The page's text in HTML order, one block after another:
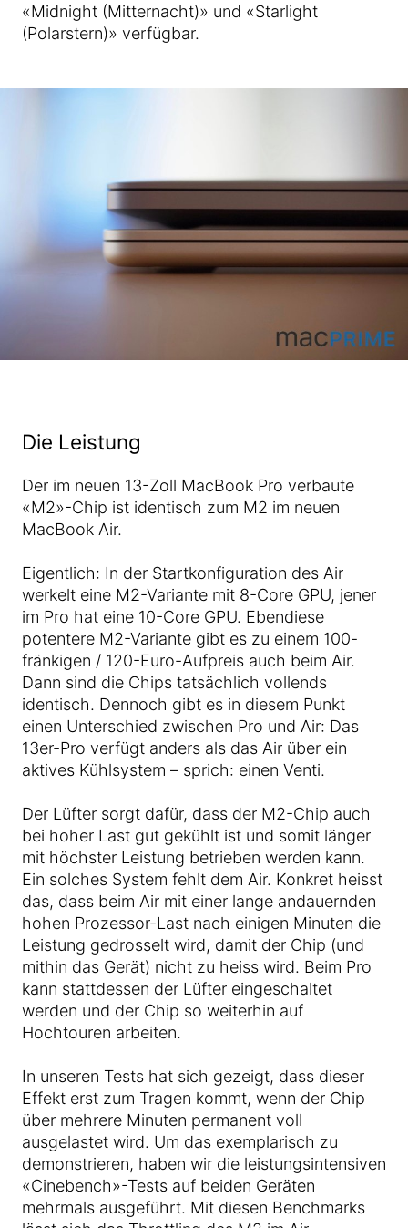
«Midnight (Mitternacht)» und «Starlight
(Polarstern)» verfügbar.
Die Leistung
Der im neuen 13-Zoll MacBook Pro verbaute
«M2»-Chip ist identisch zum M2 im neuen
MacBook Air.
Eigentlich: In der Startkonfiguration des Air
werkelt eine M2-Variante mit 8-Core GPU, jener
im Pro hat eine 10-Core GPU. Ebendiese
potentere M2-Variante gibt es zu einem 100-
fränkigen / 120-Euro-Aufpreis auch beim Air.
Dann sind die Chips tatsächlich vollends
identisch. Dennoch gibt es in diesem Punkt
einen Unterschied zwischen Pro und Air: Das
13er-Pro verfügt anders als das Air über ein
aktives Kühlsystem – sprich: einen Venti.
Der Lüfter sorgt dafür, dass der M2-Chip auch
bei hoher Last gut gekühlt ist und somit länger
mit höchster Leistung betrieben werden kann.
Ein solches System fehlt dem Air. Konkret heisst
das, dass beim Air mit einer lange andauernden
hohen Prozessor-Last nach einigen Minuten die
Leistung gedrosselt wird, damit der Chip (und
mithin das Gerät) nicht zu heiss wird. Beim Pro
kann stattdessen der Lüfter eingeschaltet
werden und der Chip so weiterhin auf
Hochtouren arbeiten.
In unseren Tests hat sich gezeigt, dass dieser
Effekt erst zum Tragen kommt, wenn der Chip
über mehrere Minuten permanent voll
ausgelastet wird. Um das exemplarisch zu
demonstrieren, haben wir die leistungsintensiven
«Cinebench»-Tests auf beiden Geräten
mehrmals ausgeführt. Mit diesen Benchmarks